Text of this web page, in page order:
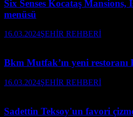
Six Senses Kocataş
menüsü
16.03.2024ŞEHİR REHBERİ
Bkm Mutfak’ın yeni restoranı
16.03.2024ŞEHİR REHBERİ
Sadettin Teksoy'un favori